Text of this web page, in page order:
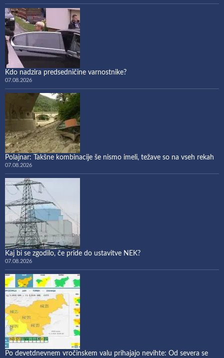
Kdo nadzira predsedničine varnostnike?
07.08.2026
Polajnar: Takšne kombinacije še nismo imeli, težave so na vseh rekah
07.08.2026
Kaj bi se zgodilo, če pride do ustavitve NEK?
07.08.2026
Po devetdnevnem vročinskem valu prihajajo nevihte: Od severa se